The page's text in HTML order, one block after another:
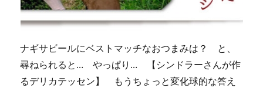
ナギサビールにベストマッチなおつまみは？ と、
尋ねられると… やっぱり… 【シンドラーさんが作
るデリカテッセン】 もうちょっと変化球的な答え